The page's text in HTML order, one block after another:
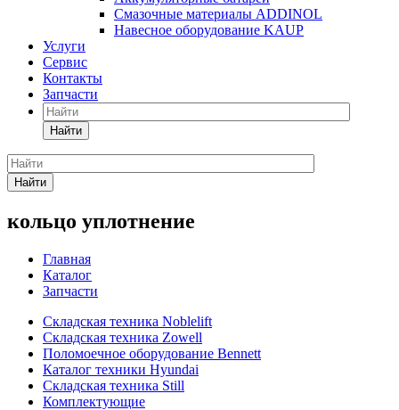
Смазочные материалы ADDINOL
Навесное оборудование KAUP
Услуги
Сервис
Контакты
Запчасти
Найти
Найти
кольцо уплотнение
Главная
Каталог
Запчасти
Складская техника Noblelift
Складская техника Zowell
Поломоечное оборудование Bennett
Каталог техники Hyundai
Складская техника Still
Комплектующие